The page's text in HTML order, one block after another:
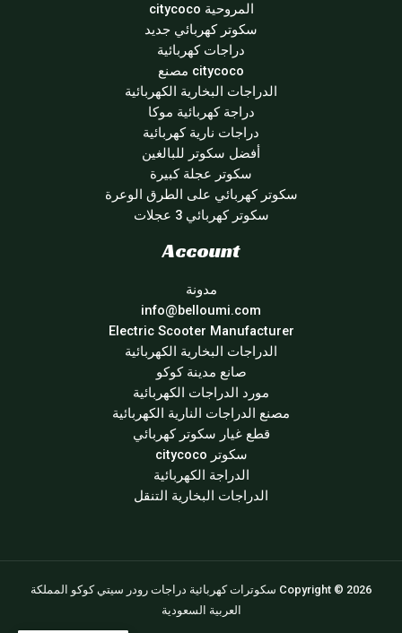
المروحية citycoco
سكوتر كهربائي جديد
دراجات كهربائية
citycoco مصنع
الدراجات البخارية الكهربائية
دراجة كهربائية موكا
دراجات نارية كهربائية
أفضل سكوتر للبالغين
سكوتر عجلة كبيرة
سكوتر كهربائي على الطرق الوعرة
سكوتر كهربائي 3 عجلات
Account
مدونة
info@belloumi.com
Electric Scooter Manufacturer
الدراجات البخارية الكهربائية
صانع مدينة كوكو
مورد الدراجات الكهربائية
مصنع الدراجات النارية الكهربائية
قطع غيار سكوتر كهربائي
سكوتر citycoco
الدراجة الكهربائية
الدراجات البخارية التنقل
Copyright © 2026 سكوترات كهربائية دراجات رودر سيتي كوكو المملكة
العربية السعودية